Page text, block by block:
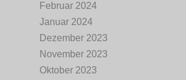
Februar 2024
Januar 2024
Dezember 2023
November 2023
Oktober 2023